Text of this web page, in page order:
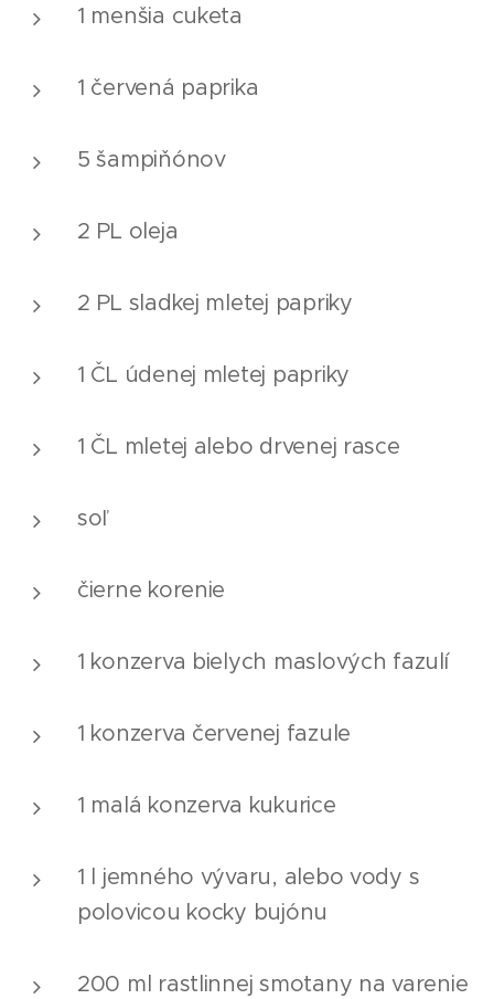
1 menšia cuketa
1 červená paprika
5 šampiňónov
2 PL oleja
2 PL sladkej mletej papriky
1 ČL údenej mletej papriky
1 ČL mletej alebo drvenej rasce
soľ
čierne korenie
1 konzerva bielych maslových fazulí
1 konzerva červenej fazule
1 malá konzerva kukurice
1 l jemného vývaru, alebo vody s
polovicou kocky bujónu
200 ml rastlinnej smotany na varenie